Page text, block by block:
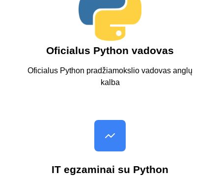
Oficialus Python vadovas
Oficialus Python pradžiamokslio vadovas anglų
kalba
IT egzaminai su Python